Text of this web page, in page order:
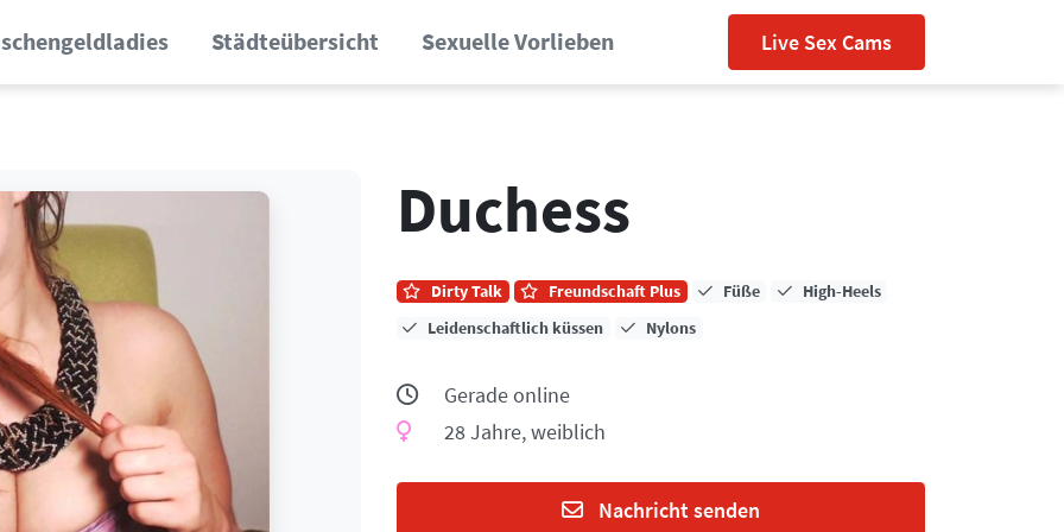
Städteübersicht Sexuelle Vorlieben Live Sex Cams
Duchess
Dirty Talk Freundschaft Plus Füße
High-Heels
Leidenschaftlich küssen
Nylons
Gerade online
28 Jahre, weiblich
Nachricht senden